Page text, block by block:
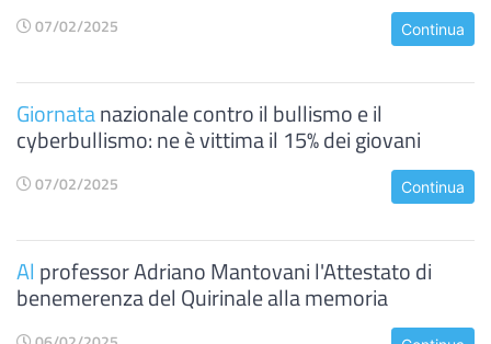
07/02/2025 Continua
Giornatanazionale contro il bullismo e il
cyberbullismo: ne è vittima il 15% dei giovani
07/02/2025 Continua
Al professor Adriano Mantovani l'Attestato di
benemerenza del Quirinale alla memoria